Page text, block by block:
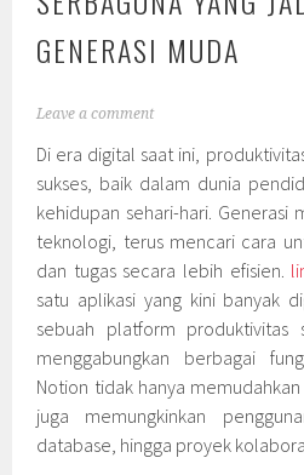
GENERASI MUDA
Leave a comment
Di era digital saat ini,
sukses, baik dalam dunia
kehidupan sehari-hari. Generasi
teknologi, terus mencari cara
dan tugas secara lebih efisien.
satu aplikasi yang kini banyak
sebuah platform produktivitas
menggabungkan berbagai
Notion tidak hanya
juga memungkinkan
database, hingga proyek